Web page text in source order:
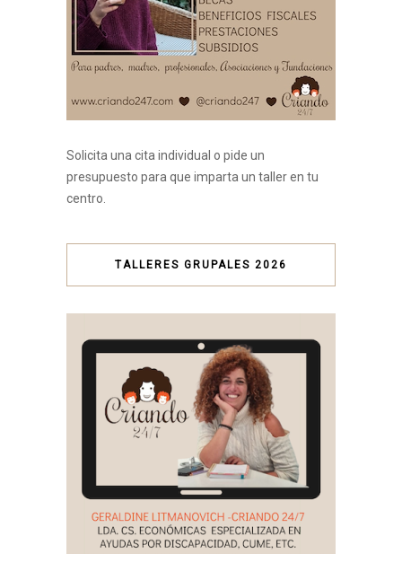
Solicita una cita individual o pide un
presupuesto para que imparta un taller en tu
centro.
TALLERES GRUPALES 2026